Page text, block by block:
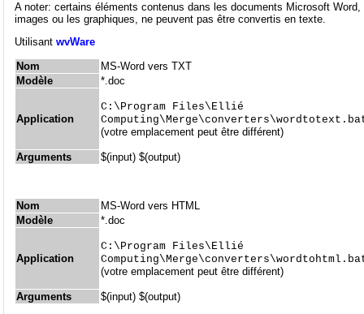
A noter: certains éléments contenus dans les documents Microsoft
images ou les graphiques, ne peuvent pas être convertis en texte.
Utilisant wvWare
Nom
MS-Word vers TXT
Modèle
*.doc
Application
C:\Program Files\Ellié
(votre emplacement peut être différent)
Arguments $(input) $(output)
Nom
MS-Word vers HTML
Modèle
*.doc
Application
C:\Program Files\Ellié
(votre emplacement peut être différent)
Arguments
$(input) $(output)